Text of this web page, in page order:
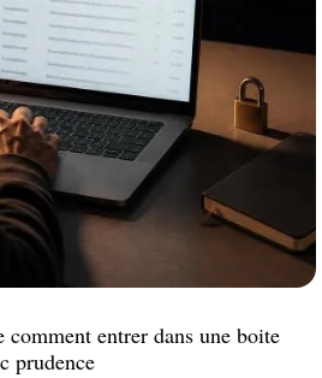
comment entrer dans une boite
prudence